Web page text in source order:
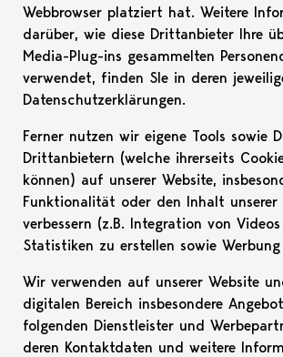
Webbrowser platziert hat. Weitere
darüber, wie diese Drittanbieter Ihre
Media-Plug-ins gesammelten
verwendet, finden SIe in deren
Datenschutzerklärungen.
Ferner nutzen wir eigene Tools sowie
Drittanbietern (welche ihrerseits
können) auf unserer Website,
Funktionalität oder den Inhalt unserer
verbessern (z.B. Integration von
Statistiken zu erstellen sowie
Wir verwenden auf unserer Website
digitalen Bereich insbesondere
folgenden Dienstleister und
deren Kontaktdaten und weitere